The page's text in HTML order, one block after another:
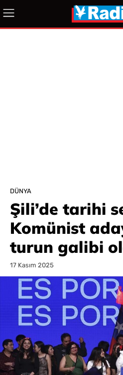
DÜNYA
Şili’de tarihi
Komünist
turun galibi
17 Kasım 2025